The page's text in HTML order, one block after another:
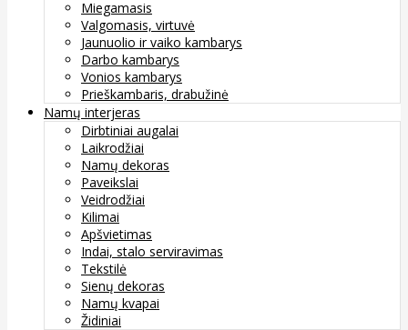
Miegamasis
Valgomasis, virtuvė
Jaunuolio ir vaiko kambarys
Darbo kambarys
Vonios kambarys
Prieškambaris, drabužinė
Namų interjeras
Dirbtiniai augalai
Laikrodžiai
Namų dekoras
Paveikslai
Veidrodžiai
Kilimai
Apšvietimas
Indai, stalo serviravimas
Tekstilė
Sienų dekoras
Namų kvapai
Židiniai